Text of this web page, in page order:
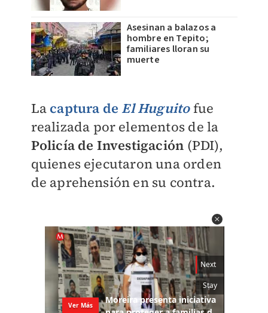
Asesinan a balazos a
hombre en Tepito;
familiares lloran su
muerte
La captura de El Huguitofue
realizada por elementos de la
Policía de Investigación (PDI),
quienes ejecutaron una orden
de aprehensión en su contra.